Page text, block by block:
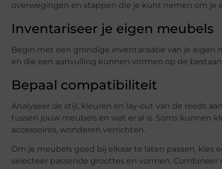
overwegingen en stappen die je kunt nemen om je
Inventariseer je eigen meubels
Begin met een grondige inventarisatie van je
en die een aanvulling kunnen vormen op de
Bepaal compatibiliteit
Analyseer de stijl, kleuren en lay-out van de reeds
tussen jouw meubels en wat er al is. Soms kunnen
accessoires, wonderen verrichten.
Om je meubels goed bij elkaar te laten passen,
selecteer passende groottes en vormen.